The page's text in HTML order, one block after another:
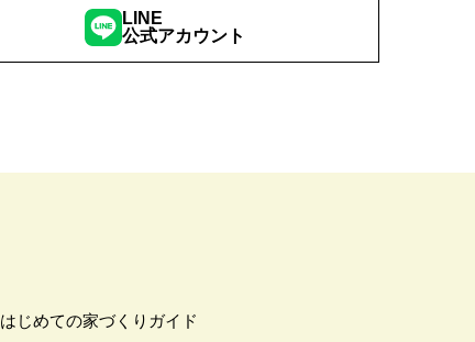
LINE
公式アカウント
はじめての家づくりガイド